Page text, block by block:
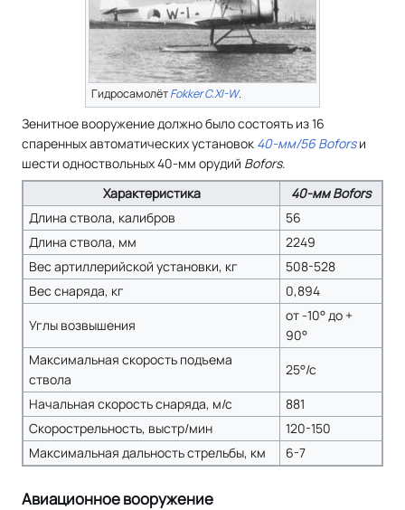
ГидросамолётFokker C.XI-W.
Зенитное вооружение должно было состоять из 16
спаренных автоматических установок 40-мм/56 Boforsи
шести одноствольных 40-мм орудий Bofors.
Характеристика
40-мм Bofors
Длина ствола, калибров
56
Длина ствола, мм
2249
Вес артиллерийской установки, кг
508-528
Вес снаряда, кг
0,894
Углы возвышения
от -10° до +
90°
Максимальная скорость подъема
ствола
25°/с
Начальная скорость снаряда, м/с
881
Скорострельность, выстр/мин
120-150
Максимальная дальность стрельбы, км
6-7
Авиационное вооружение